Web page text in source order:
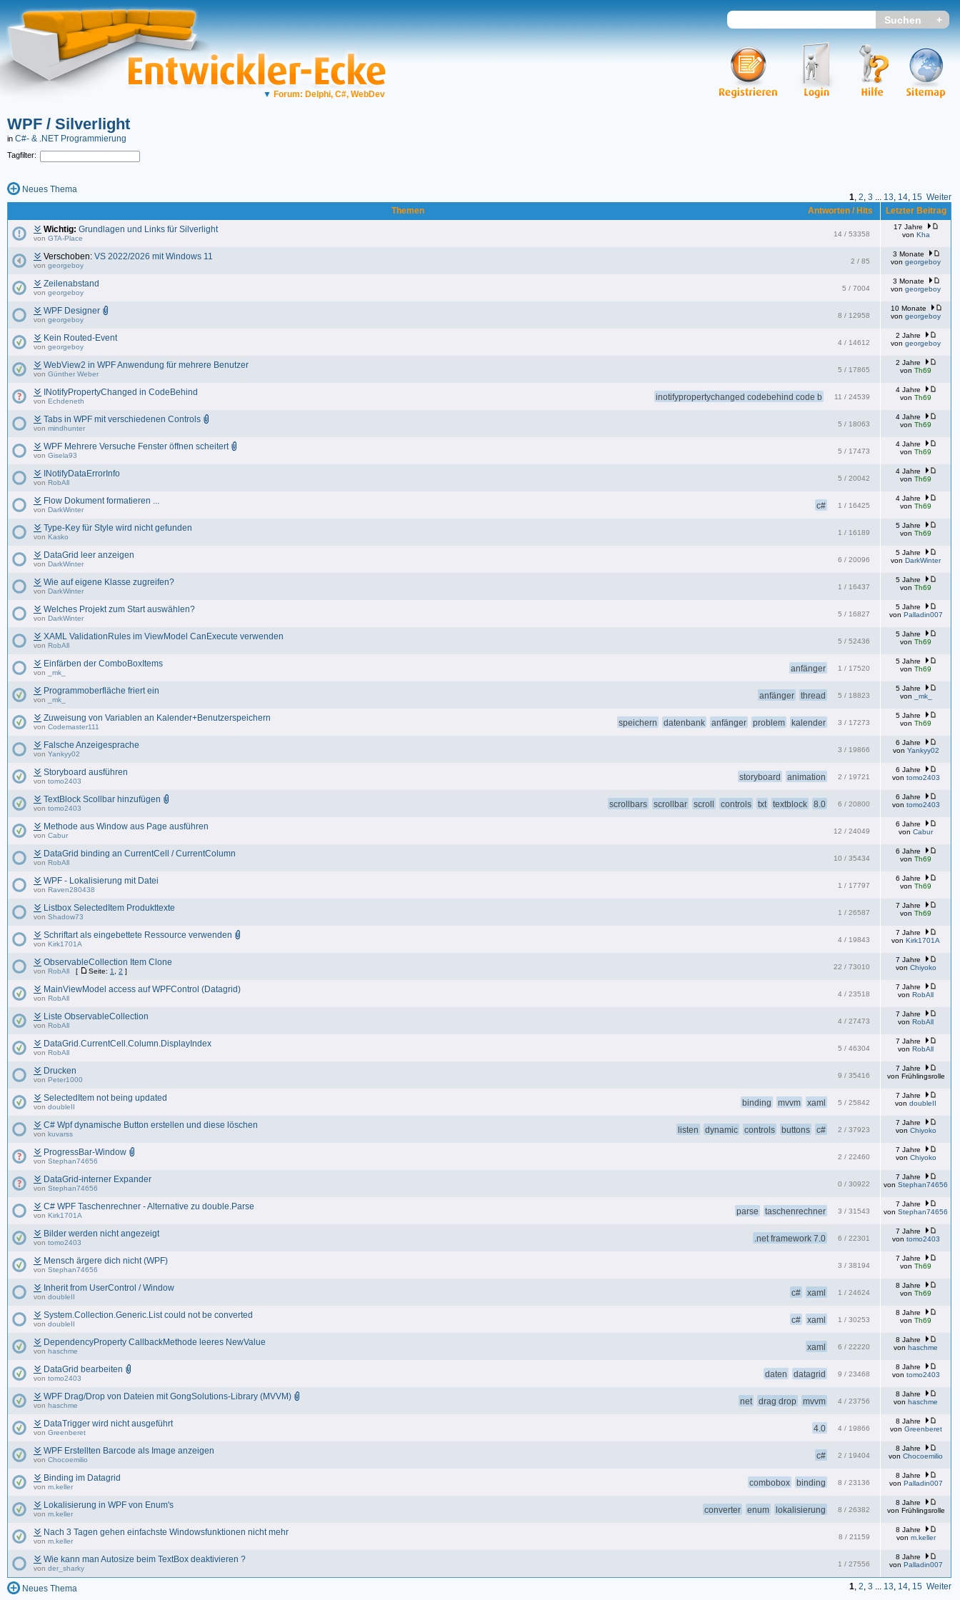
▼ Forum: Delphi, C#, WebDev
WPF / Silverlight
in C#- & .NET Programmierung
Tagfilter:
1, 2, 3 ... 13, 14, 15 Weiter
Neues Thema
Antworten / Hits
Themen Letzter Beitrag
14 / 53358
Wichtig: Grundlagen und Links für Silverlight
von GTA-Place
17 Jahre
von Kha
2 / 85
Verschoben: VS 2022/2026 mit Windows 11
von georgeboy
3 Monate
von georgeboy
5 / 7004
Zeilenabstand
von georgeboy
3 Monate
von georgeboy
8 / 12958
WPF Designer
von georgeboy
10 Monate
von georgeboy
4 / 14612
Kein Routed-Event
von georgeboy
2 Jahre
von georgeboy
5 / 17865
WebView2 in WPF Anwendung für mehrere Benutzer
von Günther Weber
2 Jahre
von Th69
11 / 24539
inotifypropertychanged codebehind code b
INotifyPropertyChanged in CodeBehind
von Echdeneth
4 Jahre
von Th69
5 / 18063
Tabs in WPF mit verschiedenen Controls
von mindhunter
4 Jahre
von Th69
5 / 17473
WPF Mehrere Versuche Fenster öffnen scheitert
von Gisela93
4 Jahre
von Th69
5 / 20042
INotifyDataErrorInfo
von RobAll
4 Jahre
von Th69
1 / 16425
c#
Flow Dokument formatieren ...
von DarkWinter
4 Jahre
von Th69
1 / 16189
Type-Key für Style wird nicht gefunden
von Kasko
5 Jahre
von Th69
6 / 20096
DataGrid leer anzeigen
von DarkWinter
5 Jahre
von DarkWinter
1 / 16437
Wie auf eigene Klasse zugreifen?
von DarkWinter
5 Jahre
von Th69
5 / 16827
Welches Projekt zum Start auswählen?
von DarkWinter
5 Jahre
von Palladin007
5 / 52436
XAML ValidationRules im ViewModel CanExecute verwenden
von RobAll
5 Jahre
von Th69
1 / 17520
anfänger
Einfärben der ComboBoxItems
von _mk_
5 Jahre
von Th69
5 / 18823
anfänger thread
Programmoberfläche friert ein
von _mk_
5 Jahre
von
_mk_
3 / 17273
speichern datenbank anfänger problem kalender
Zuweisung von Variablen an Kalender+Benutzerspeichern
von Codemaster111
5 Jahre
von Th69
3 / 19866
Falsche Anzeigesprache
von Yankyy02
6 Jahre
von Yankyy02
2 / 19721
storyboard animation
Storyboard ausführen
von tomo2403
6 Jahre
von tomo2403
6 / 20800
scrollbars scrollbar scroll controls txt textblock 8.0
TextBlock Scollbar hinzufügen
von tomo2403
6 Jahre
von tomo2403
12 / 24049
Methode aus Window aus Page ausführen
von Cabur
6 Jahre
von Cabur
10 / 35434
DataGrid binding an CurrentCell / CurrentColumn
von RobAll
6 Jahre
von Th69
1 / 17797
WPF - Lokalisierung mit Datei
von Raven280438
6 Jahre
von Th69
1 / 26587
Listbox SelectedItem Produkttexte
von Shadow73
7 Jahre
von Th69
4 / 19843
Schriftart als eingebettete Ressource verwenden
von Kirk1701A
7 Jahre
von Kirk1701A
22 / 73010
ObservableCollection Item Clone
von RobAll [ Seite: 1 2 ]
7 Jahre
von Chiyoko
4 / 23518
MainViewModel access auf WPFControl (Datagrid)
von RobAll
7 Jahre
von RobAll
4 / 27473
Liste ObservableCollection
von RobAll
7 Jahre
von RobAll
5 / 46304
DataGrid.CurrentCell.Column.DisplayIndex
von RobAll
7 Jahre
von RobAll
9 / 35416
Drucken
von Peter1000
7 Jahre
von Frühlingsrolle
5 / 25842
binding mvvm xaml
SelectedItem not being updated
von doubleII
7 Jahre
von doubleII
2 / 37923
listen dynamic controls buttons c#
C# Wpf dynamische Button erstellen und diese löschen
von kuvarss
7 Jahre
von Chiyoko
2 / 22460
ProgressBar-Window
von Stephan74656
7 Jahre
von Chiyoko
0 / 30922
DataGrid-interner Expander
von Stephan74656
7 Jahre
von Stephan74656
3 / 31543
parse taschenrechner
C# WPF Taschenrechner - Alternative zu double.Parse
von Kirk1701A
7 Jahre
von Stephan74656
6 / 22301
.net framework 7.0
Bilder werden nicht angezeigt
von tomo2403
7 Jahre
von tomo2403
3 / 38194
Mensch ärgere dich nicht (WPF)
von Stephan74656
7 Jahre
von Th69
1 / 24624
c# xaml
Inherit from UserControl / Window
von doubleII
8 Jahre
von Th69
1 / 30253
c# xaml
System.Collection.Generic.List could not be converted
von doubleII
8 Jahre
von Th69
6 / 22220
xaml
DependencyProperty CallbackMethode leeres NewValue
von haschme
8 Jahre
von haschme
9 / 23468
daten datagrid
DataGrid bearbeiten
von tomo2403
8 Jahre
von tomo2403
4 / 23756
net drag drop mvvm
WPF Drag/Drop von Dateien mit GongSolutions-Library (MVVM)
von haschme
8 Jahre
von haschme
4 / 19866
4.0
DataTrigger wird nicht ausgeführt
von Greenberet
8 Jahre
von Greenberet
2 / 19404
c#
WPF Erstellten Barcode als Image anzeigen
von Chocoemilio
8 Jahre
von Chocoemilio
8 / 23136
combobox binding
Binding im Datagrid
von m.keller
8 Jahre
von Palladin007
8 / 26382
converter enum lokalisierung
Lokalisierung in WPF von Enum's
von m.keller
8 Jahre
von Frühlingsrolle
8 / 21159
Nach 3 Tagen gehen einfachste Windowsfunktionen nicht mehr
von m.keller
8 Jahre
von m.keller
1 / 27556
Wie kann man Autosize beim TextBox deaktivieren ?
von der_sharky
8 Jahre
von Palladin007
1, 2, 3 ... 13, 14, 15 Weiter
Neues Thema